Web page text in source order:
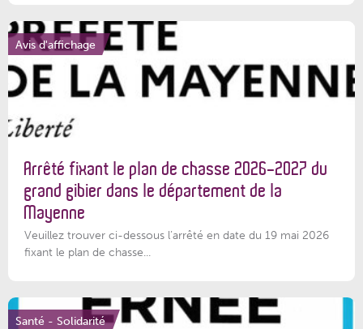
Avis d'affichage
Arrêté fixant le plan de chasse 2026-2027 du
grand gibier dans le département de la
Mayenne
Veuillez trouver ci-dessous l’arrêté en date du 19 mai 2026
fixant le plan de chasse...
Santé - Solidarité